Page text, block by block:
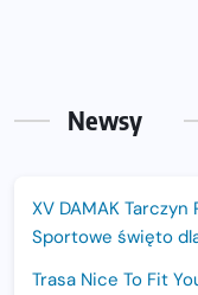
Newsy
XV DAMAK Tarczyn
Sportowe święto
Trasa Nice To Fit